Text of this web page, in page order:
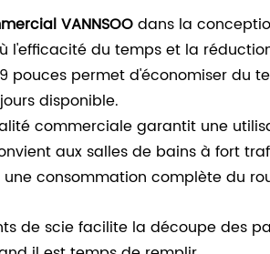
VANNSOOdans la
l'efficacité du temps et la
pouces permet d'économiser du
disponible.
commerciale garantit une
aux salles de bains à fort
consommation complète du
de scie facilite la découpe des